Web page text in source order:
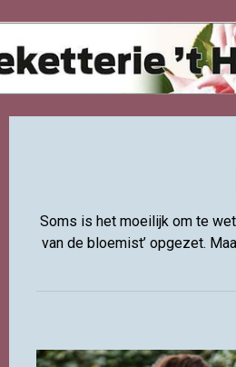
Soms is het moeilijk om te
van de bloemist’ opgezet.